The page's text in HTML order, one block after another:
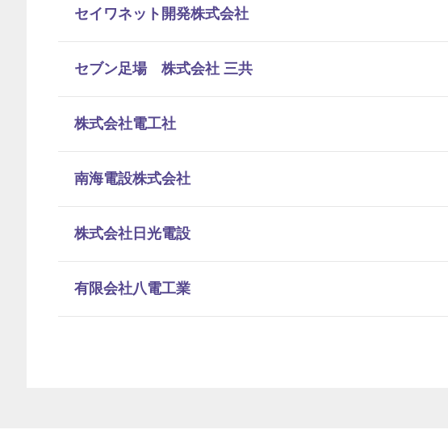
セイワネット開発株式会社
セブン足場 株式会社 三共
株式会社電工社
南海電設株式会社
株式会社日光電設
有限会社八電工業